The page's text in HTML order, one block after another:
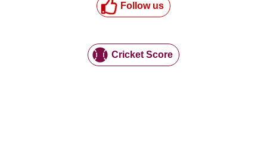
Follow us
Cricket Score